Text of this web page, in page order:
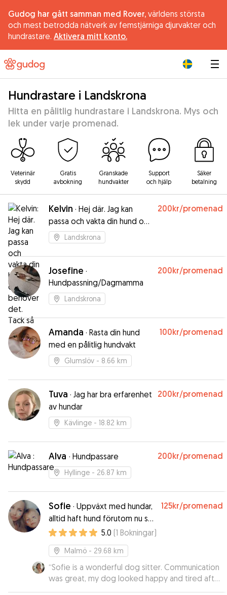
Gudog har gått samman med Rover, världens största
och mest betrodda nätverk av femstjärniga djurvakter och
hundrastare. Aktivera mitt konto.
Hundrastare i Landskrona
Hitta en pålitlig hundrastare i Landskrona. Mys och
lek under varje promenad.
Veterinär
skydd
Gratis
avbokning
Granskade
hundvakter
Support
och hjälp
Säker
betalning
Kelvin · Hej där. Jag kan
passa och vakta din hund om
du skulle behöver det. Tack
så
200kr/promenad
Landskrona
Josefine ·
Hundpassning/Dagmamma
200kr/promenad
Landskrona
Amanda · Rasta din hund
med en pålitlig hundvakt
100kr/promenad
Glumslöv - 8.66 km
Tuva · Jag har bra erfarenhet
av hundar
200kr/promenad
Kävlinge - 18.82 km
Alva · Hundpassare 200kr/promenad
Hyllinge - 26.87 km
Sofie · Uppväxt med hundar,
alltid haft hund förutom nu så
det är en bit som saknas
125kr/promenad
5.0 (1 Bokningar)
Malmö - 29.68 km
“Sofie is a wonderful dog sitter. Communication
was great, my dog looked happy and tired after
got home and he loved Sofie. Highly